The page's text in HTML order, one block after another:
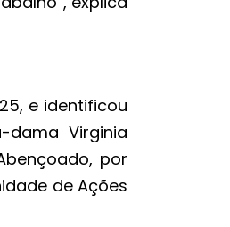
e identificou
Virginia
por
de Ações